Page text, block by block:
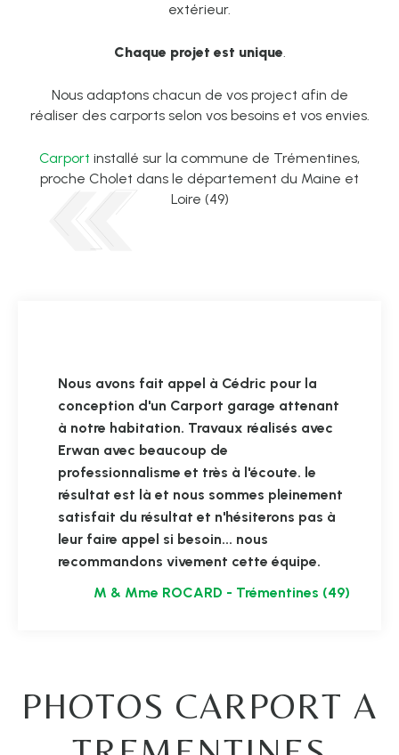
extérieur.
Chaque projet est unique.
Nous adaptons chacun de vos project afin de
réaliser des carports selon vos besoins et vos envies.
Carport installé sur la commune de Trémentines,
proche Cholet dans le département du Maine et
Loire (49)
Nous avons fait appel à Cédric pour la
conception d'un Carport garage attenant
à notre habitation. Travaux réalisés avec
Erwan avec beaucoup de
professionnalisme et très à l'écoute. le
résultat est là et nous sommes pleinement
satisfait du résultat et n'hésiterons pas à
leur faire appel si besoin... nous
recommandons vivement cette équipe.
M & Mme ROCARD - Trémentines (49)
PHOTOS CARPORT A